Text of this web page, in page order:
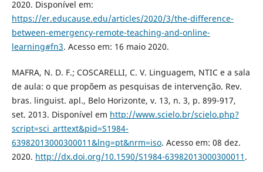
2020. Disponível em:
https://er.educause.edu/articles/2020/3/the-difference-
between-emergency-remote-teaching-and-online-
learning#fn3. Acesso em: 16 maio 2020.
MAFRA, N. D. F.; COSCARELLI, C. V. Linguagem, NTIC e a sala
de aula: o que propõem as pesquisas de intervenção. Rev.
bras. linguist. apl., Belo Horizonte, v. 13, n. 3, p. 899-917,
set. 2013. Disponível em http://www.scielo.br/scielo.php?
script=sci_arttext&pid=S1984-
63982013000300011&lng=pt&nrm=iso. Acesso em: 08 dez.
2020. http://dx.doi.org/10.1590/S1984-63982013000300011 .